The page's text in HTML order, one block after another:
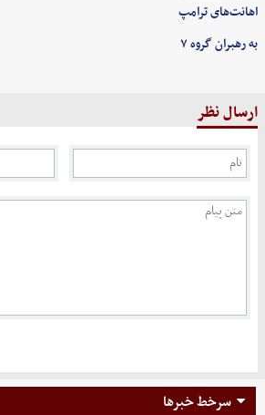
اهانت‌های ترامپ
به رهبران گروه ۷
ارسال نظر
سرخط خبرها